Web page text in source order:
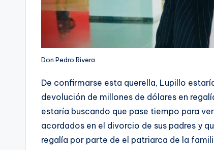
Don Pedro Rivera
De confirmarse esta querella, Lupillo
devolución de millones de dólares en
estaría buscando que pase tiempo para
acordados en el divorcio de sus padres y
regalía por parte de el patriarca de la